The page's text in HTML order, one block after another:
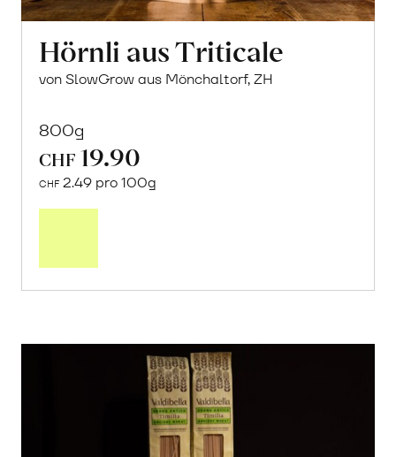
Hörnli aus Triticale
von SlowGrow aus Mönchaltorf, ZH
800g
CHF 19.90
CHF 2.49 pro 100g